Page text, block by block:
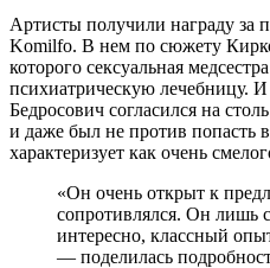
Артисты получили награду
Komilfo. В нем по сюжету
которого сексуальная
психиатрическую лечебницу.
Бедросович согласился на
и даже был не против попасть
характеризует как очень
«Он очень открыт к
сопротивлялся. Он лишь
интересно, классный
— поделилась